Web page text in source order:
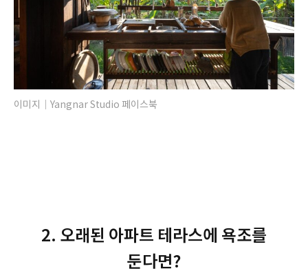
이미지｜Yangnar Studio 페이스북
2. 오래된 아파트 테라스에 욕조를
둔다면?